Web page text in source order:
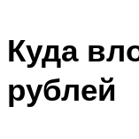
Куда
рублей